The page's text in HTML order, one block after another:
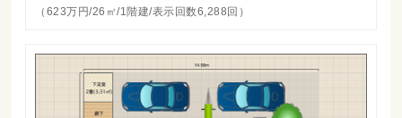
（623万円/26㎡/1階建/表示回数6,288回）